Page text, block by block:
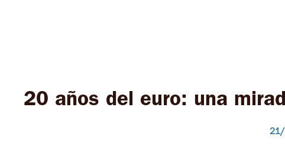
20 años del euro: una